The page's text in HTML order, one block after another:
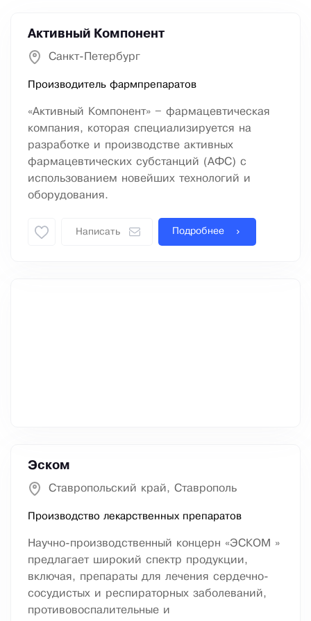
Активный Компонент
Санкт-Петербург
Производитель фармпрепаратов
«Активный Компонент» – фармацевтическая
компания, которая специализируется на
разработке и производстве активных
фармацевтических субстанций (АФС) с
использованием новейших технологий и
оборудования.
Написать Подробнее
Эском
Ставропольский край, Ставрополь
Производство лекарственных препаратов
Научно-производственный концерн «ЭСКОМ »
предлагает широкий спектр продукции,
включая, препараты для лечения сердечно-
сосудистых и респираторных заболеваний,
противовоспалительные и